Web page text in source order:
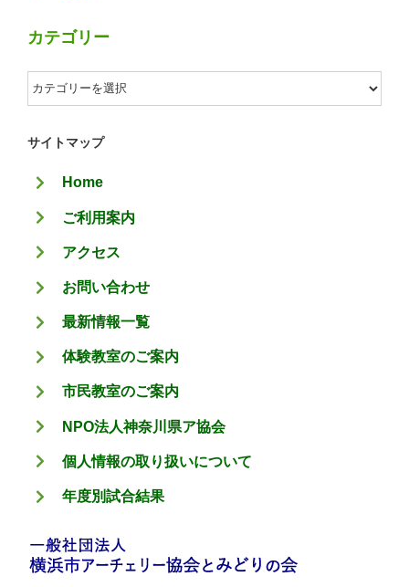
カテゴリー
カ
テ
ゴ
ー
サイトマップ
Home
ご利用案内
アクセス
お問い合わせ
最新情報一覧
体験教室のご案内
市民教室のご案内
NPO法人神奈川県ア協会
個人情報の取り扱いについて
年度別試合結果